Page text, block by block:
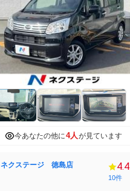
今あなたの他に4人が見ています
ネクステージ 徳島店 4.4
10件